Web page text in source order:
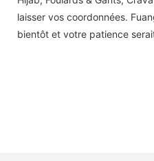
laisser vos coordonnées.
bientôt et votre patience